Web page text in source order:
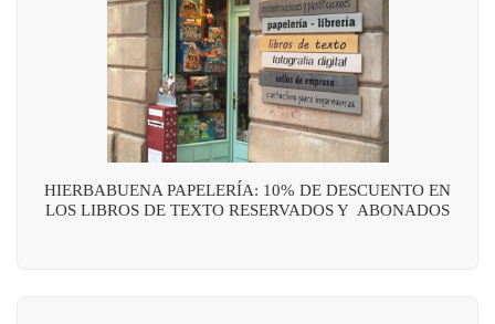
HIERBABUENA PAPELERÍA: 10% DE DESCUENTO EN
LOS LIBROS DE TEXTO RESERVADOS Y ABONADOS